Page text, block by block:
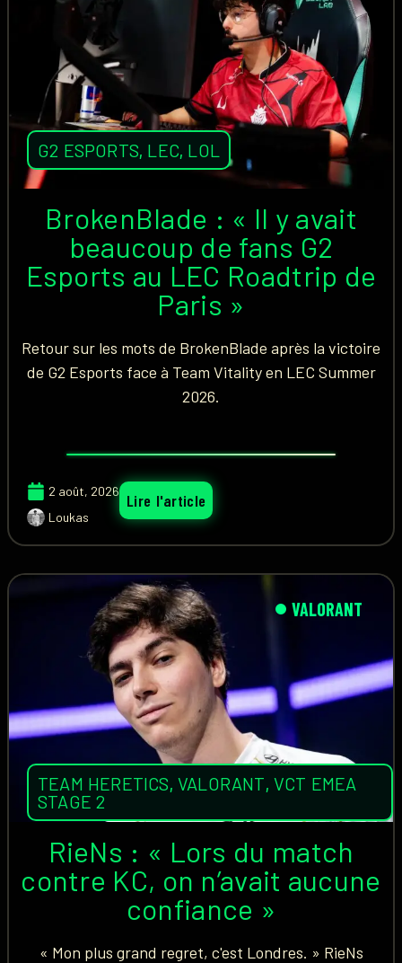
G2 ESPORTS, LEC, LOL
BrokenBlade : « Il y avait
beaucoup de fans G2
Esports au LEC Roadtrip de
Paris »
Retour sur les mots de BrokenBlade après la victoire
de G2 Esports face à Team Vitality en LEC Summer
2026.
2 août, 2026
Loukas
Lire l'article
VALORANT
TEAM HERETICS,VALORANT,VCT EMEA
STAGE 2
RieNs : « Lors du match
contre KC, on n’avait aucune
confiance »
« Mon plus grand regret, c'est Londres. » RieNs